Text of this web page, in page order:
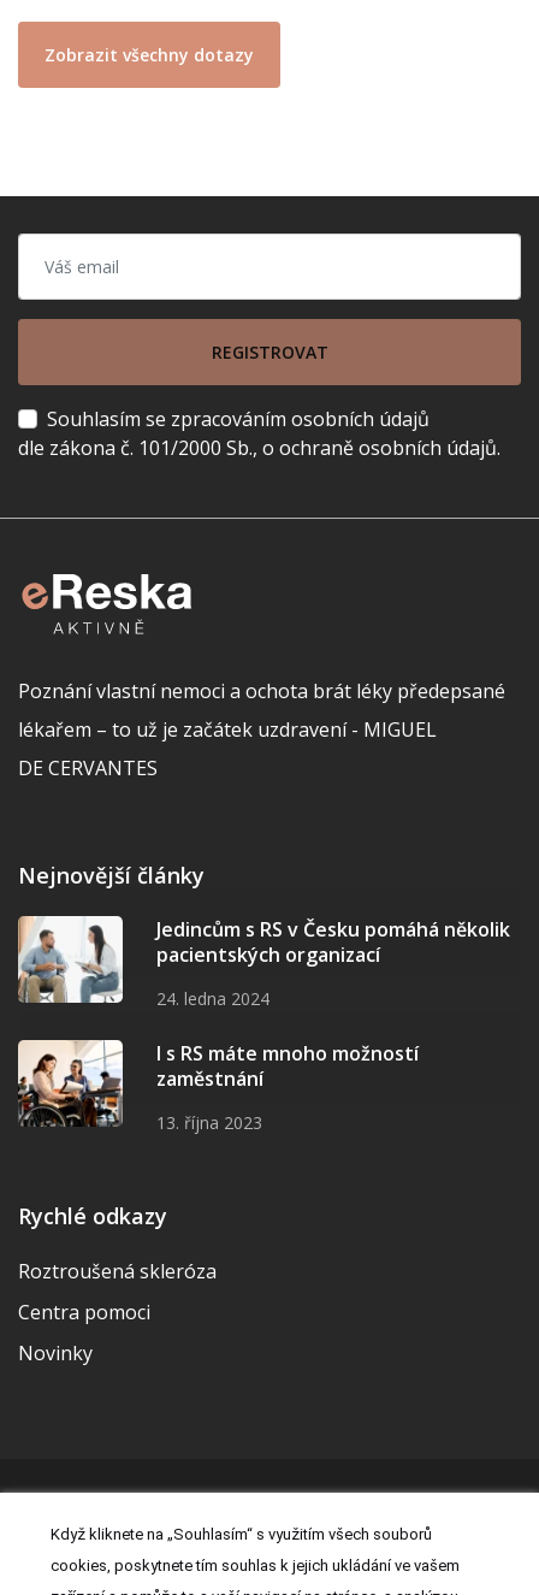
Zobrazit všechny dotazy
REGISTROVAT
Souhlasím se zpracováním osobních údajů
dle zákona č. 101/2000 Sb., o ochraně osobních údajů.
Poznání vlastní nemoci a ochota brát léky předepsané
lékařem – to už je začátek uzdravení - MIGUEL
DE CERVANTES
Nejnovější články
Jedincům s RS v Česku pomáhá několik
pacientských organizací
24. ledna 2024
I s RS máte mnoho možností
zaměstnání
13. října 2023
Rychlé odkazy
Roztroušená skleróza
Centra pomoci
Novinky
Právní prohlášení|Prohlášení o cookies|Nastavení cookies
Kontakt|Zásady zpracování osobních údajů
Když kliknete na „Souhlasím“ s využitím všech souborů
cookies, poskytnete tím souhlas k jejich ukládání ve vašem